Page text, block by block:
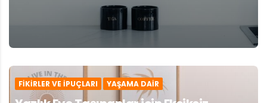
FIKIRLER VE İPUÇLARI YAŞAMA DAIR